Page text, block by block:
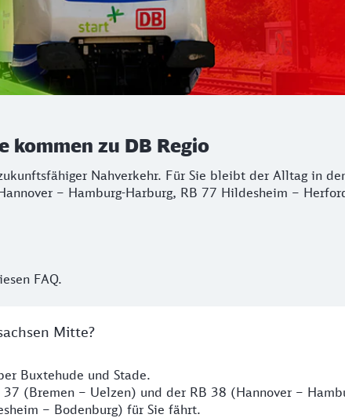
kommen zu DB Regio
Nahverkehr. Für Sie bleibt der Alltag in
– Hamburg-Harburg, RB 77 Hildesheim –
FAQ.
Mitte?
Buxtehude und Stade.
(Bremen – Uelzen) und der RB 38 (Hannover –
– Bodenburg) für Sie fährt.